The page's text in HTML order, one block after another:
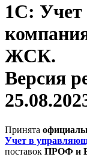
1С:
ЖСК.
Версия
Принята
Учет в
поставок ПРОФ и